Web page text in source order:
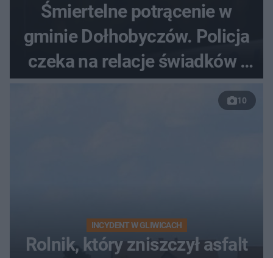
Śmiertelne potrącenie w
gminie Dołhobyczów. Policja
czeka na relacje świadków i
10
INCYDENT W GLIWICACH
Rolnik, który zniszczył asfalt